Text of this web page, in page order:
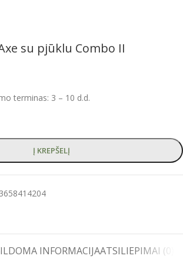
su pjūklu Combo II
terminas: 3 – 10 d.d.
Į KREPŠELĮ
INFORMACIJAATSILIEPIMAI (0)